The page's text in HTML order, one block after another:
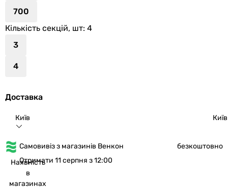
700
Кількість секцій, шт: 4
3
4
Доставка
Київ Київ
Самовивіз з магазинів Венкон
безкоштовно
Наявність
в
магазинах
Отримати 11 серпня з 12:00